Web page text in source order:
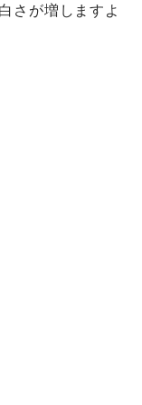
さが増しますよ